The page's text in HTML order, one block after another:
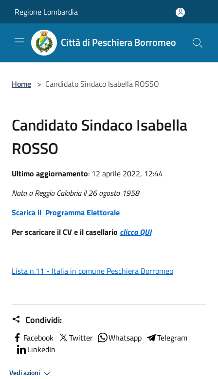
Regione Lombardia
Città di Peschiera Borromeo
Home > Candidato Sindaco Isabella ROSSO
Candidato Sindaco Isabella
ROSSO
Ultimo aggiornamento: 12 aprile 2022, 12:44
Nata a Reggio Calabria il 26 agosto 1958
Scarica il Programma Elettorale
Per scaricare il CV e il casellario clicca QUI
Lista n.11 - Italia in comune Peschiera Borromeo
Condividi:
Facebook Twitter Whatsapp
Telegram
LinkedIn
Vedi azioni